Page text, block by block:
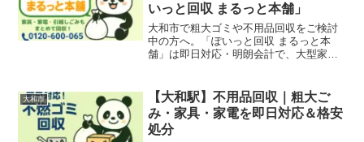
いっと回収 まるっと本舗」
大和市で粗大ゴミや不用品回収をご検討
中の方へ。「ぽいっと回収 まるっと本
舗」は即日対応・明朗会計で、大型家
能です。無料見積もり受付中！
大和市
【大和駅】不用品回収｜粗大ご
み・家具・家電を即日対応＆格安
処分